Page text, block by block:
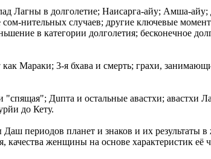
Лагны в долголетие; Наисарга-айу; Амша-
нительных случаев; другие ключевые
в категории долголетия; бесконечное
Мараки; 3-я бхaва и смерть; грахи,
Дuпта и остальные авастхи; авастхи
до Кету.
периодов планет и знаков и их результаты в
женщины на основе характеристик её